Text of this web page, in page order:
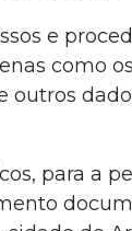
e
como
outros
para a